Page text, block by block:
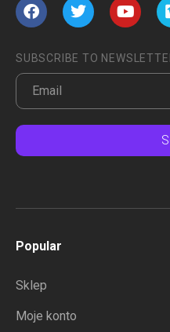
SUBSCRIBE TO
Popular
Sklep
Moje konto